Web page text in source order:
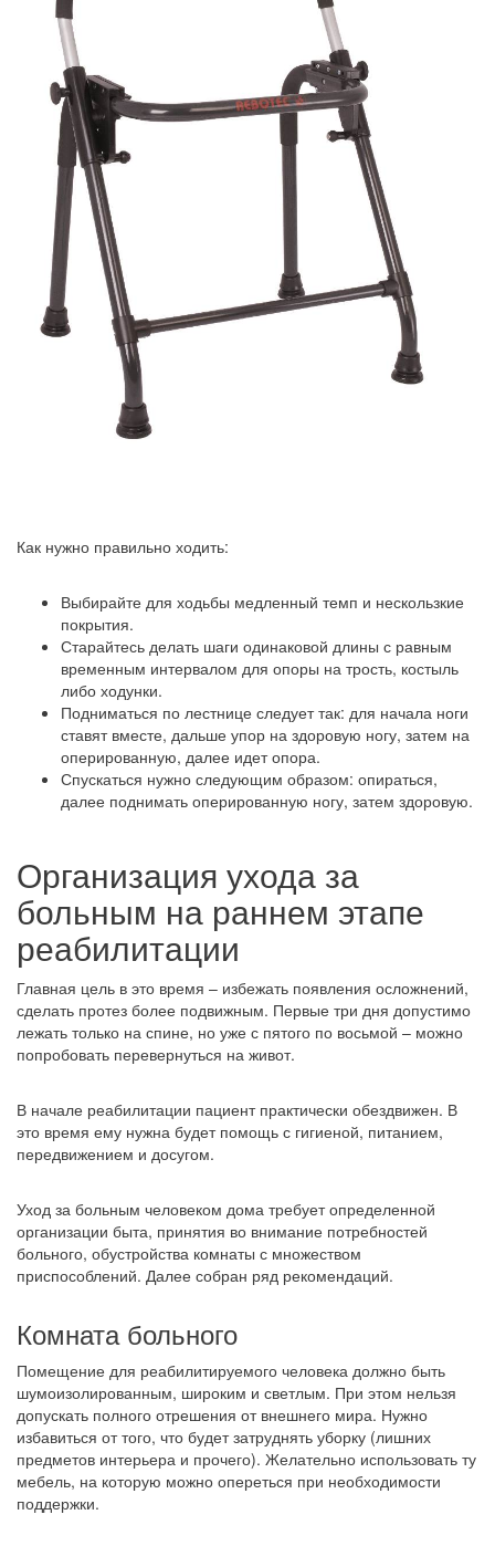
Как нужно правильно ходить:
Выбирайте для ходьбы медленный темп и нескользкие
покрытия.
Старайтесь делать шаги одинаковой длины с равным
временным интервалом для опоры на трость, костыль
либо ходунки.
Подниматься по лестнице следует так: для начала ноги
ставят вместе, дальше упор на здоровую ногу, затем на
оперированную, далее идет опора.
Спускаться нужно следующим образом: опираться,
далее поднимать оперированную ногу, затем здоровую.
Организация ухода за
больным на раннем этапе
реабилитации
Главная цель в это время – избежать появления осложнений,
сделать протез более подвижным. Первые три дня допустимо
лежать только на спине, но уже с пятого по восьмой – можно
попробовать перевернуться на живот.
В начале реабилитации пациент практически обездвижен. В
это время ему нужна будет помощь с гигиеной, питанием,
передвижением и досугом.
Уход за больным человеком дома требует определенной
организации быта, принятия во внимание потребностей
больного, обустройства комнаты с множеством
приспособлений. Далее собран ряд рекомендаций.
Комната больного
Помещение для реабилитируемого человека должно быть
шумоизолированным, широким и светлым. При этом нельзя
допускать полного отрешения от внешнего мира. Нужно
избавиться от того, что будет затруднять уборку (лишних
предметов интерьера и прочего). Желательно использовать ту
мебель, на которую можно опереться при необходимости
поддержки.